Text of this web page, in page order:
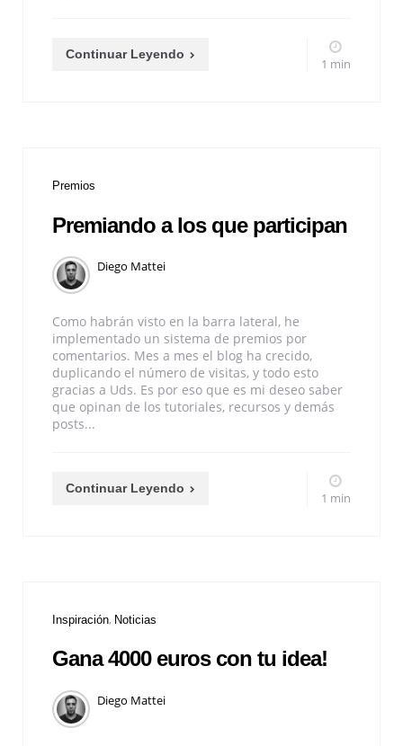
Continuar Leyendo
1 min
Premios
Premiando a los que participan
Diego Mattei
Como habrán visto en la barra lateral, he
implementado un sistema de premios por
comentarios. Mes a mes el blog ha crecido,
duplicando el número de visitas, y todo esto
gracias a Uds. Es por eso que es mi deseo saber
que opinan de los tutoriales, recursos y demás
posts...
Continuar Leyendo
1 min
Inspiración Noticias
Gana 4000 euros con tu idea!
Diego Mattei